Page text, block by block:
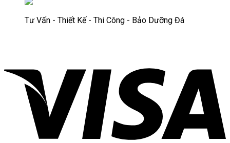
Tư Vấn - Thiết Kế - Thi Công - Bảo Dưỡng Đá